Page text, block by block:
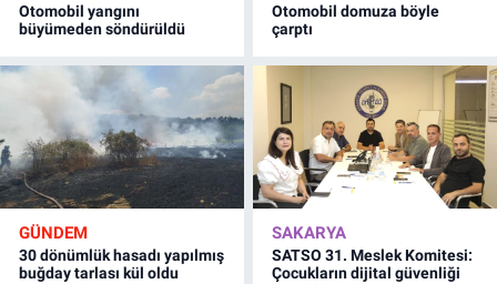
Otomobil yangını
büyümeden söndürüldü
Otomobil domuza böyle
çarptı
GÜNDEM
30 dönümlük hasadı yapılmış
buğday tarlası kül oldu
SAKARYA
SATSO 31. Meslek Komitesi:
Çocukların dijital güvenliği